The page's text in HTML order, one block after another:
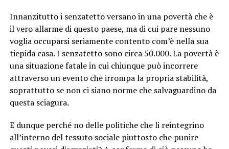
Innanzitutto i senzatetto versano in una povertà che è
il vero allarme di questo paese, ma di cui pare nessuno
voglia occuparsi seriamente contento com’è nella sua
tiepida casa. I senzatetto sono circa 50.000. La povertà è
una situazione fatale in cui chiunque può incorrere
attraverso un evento che irrompa la propria stabilità,
soprattutto se non ci siano norme che salvaguardino da
questa sciagura.
E dunque perché no delle politiche che li reintegrino
all’interno del tessuto sociale piuttosto che punire